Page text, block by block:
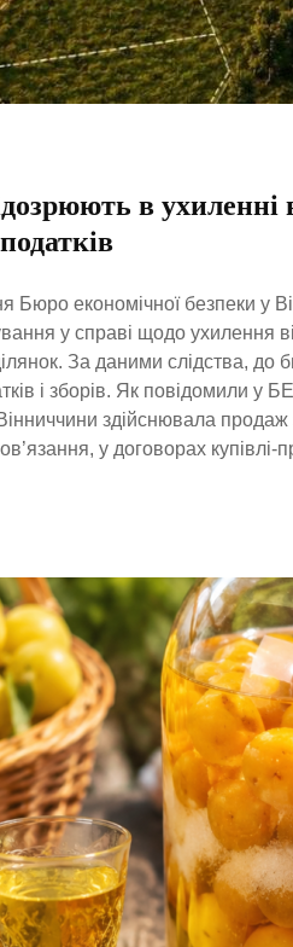
в ухиленні
Бюро економічної безпеки у
у справі щодо ухилення
За даними слідства, до
і зборів. Як повідомили у
здійснювала
у договорах купівлі-